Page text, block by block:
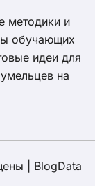
методики и
обучающих
идеи для
на
BlogData